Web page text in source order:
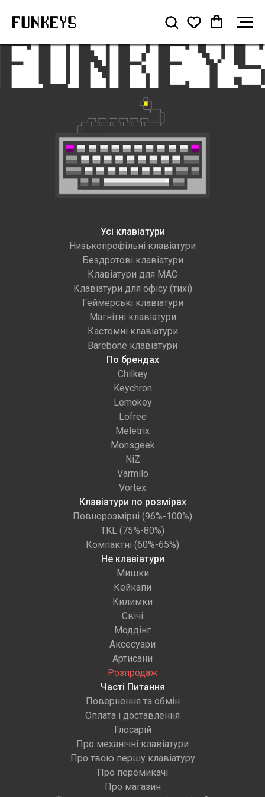
Усі клавіатури
Низькопрофільні клавіатури
Бездротові клавіатури
Клавіатури для MAC
Клавіатури для офісу (тихі)
Геймерські клавіатури
Магнітні клавіатури
Кастомні клавіатури
Barebone клавіатури
По брендах
Chilkey
Keychron
Lemokey
Lofree
Meletrix
Monsgeek
NiZ
Varmilo
Vortex
Клавіатури по розмірах
Повнорозмірні (96%-100%)
TKL (75%-80%)
Компактні (60%-65%)
Не клавіатури
Мишки
Кейкапи
Килимки
Свічі
Моддінг
Аксесуари
Артисани
Розпродаж
Часті Питання
Повернення та обмін
Оплата і доставлення
Глосарій
Про механічні клавіатури
Про твою першу клавіатуру
Про перемикачі
Про магазин